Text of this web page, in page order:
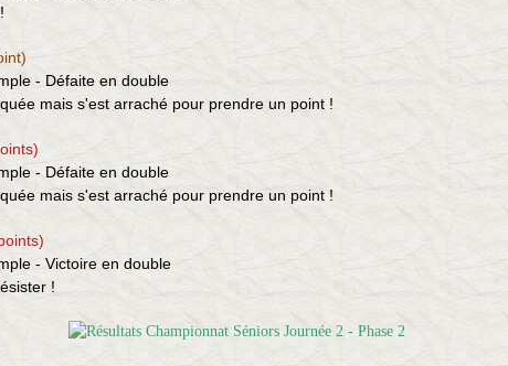
- Défaite en double
mais s'est arraché pour prendre un point !
- Défaite en double
mais s'est arraché pour prendre un point !
- Victoire en double
!